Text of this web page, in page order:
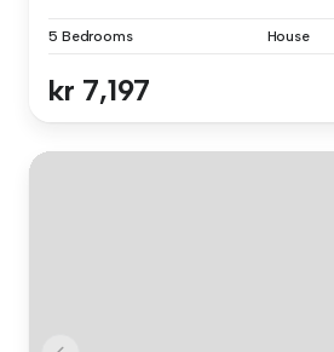
5 Bedrooms House
kr 7,197